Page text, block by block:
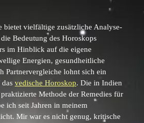
bietet vielfältige zusätzliche Analyse-
Bedeutung des Horoskops
im Hinblick auf die eigene
Energien, gesundheitliche
Partnervergleiche lohnt sich ein
vedische Horoskop. Die in Indien
Methode der Remedies für
ich seit Jahren in meinem
Mir war es nicht genug, kritische